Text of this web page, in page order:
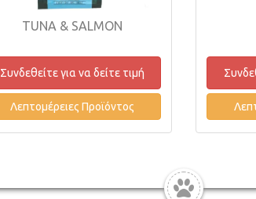
TUNA & SALMON
Συνδεθείτε για να δείτε τιμή
Λεπτομέρειες Προϊόντος